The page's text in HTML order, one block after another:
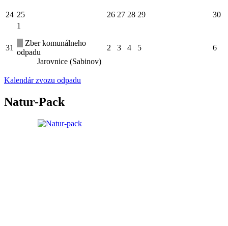
24 25 26 27 28 29 30
31
1
Zber komunálneho
odpadu
Jarovnice (Sabinov)
2 3 4 5 6
Kalendár zvozu odpadu
Natur-Pack